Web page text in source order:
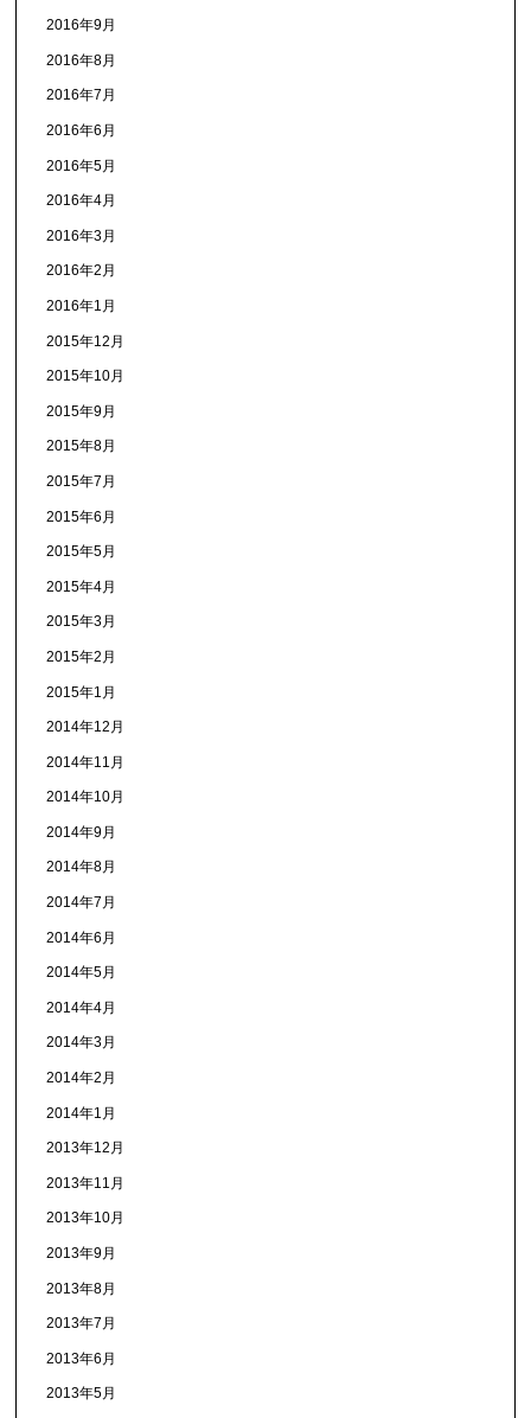
2016年9月
2016年8月
2016年7月
2016年6月
2016年5月
2016年4月
2016年3月
2016年2月
2016年1月
2015年12月
2015年10月
2015年9月
2015年8月
2015年7月
2015年6月
2015年5月
2015年4月
2015年3月
2015年2月
2015年1月
2014年12月
2014年11月
2014年10月
2014年9月
2014年8月
2014年7月
2014年6月
2014年5月
2014年4月
2014年3月
2014年2月
2014年1月
2013年12月
2013年11月
2013年10月
2013年9月
2013年8月
2013年7月
2013年6月
2013年5月